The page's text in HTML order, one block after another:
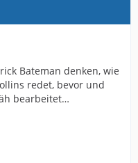
Bateman denken, wie
redet, bevor und
bearbeitet…